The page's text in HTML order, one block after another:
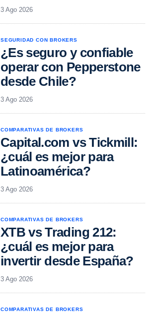
3 Ago 2026
SEGURIDAD CON BROKERS
¿Es seguro y confiable
operar con Pepperstone
desde Chile?
3 Ago 2026
COMPARATIVAS DE BROKERS
Capital.com vs Tickmill:
¿cuál es mejor para
Latinoamérica?
3 Ago 2026
COMPARATIVAS DE BROKERS
XTB vs Trading 212:
¿cuál es mejor para
invertir desde España?
3 Ago 2026
COMPARATIVAS DE BROKERS